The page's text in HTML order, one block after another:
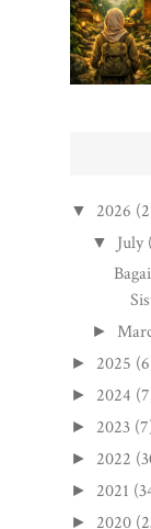
▼ 2026
▼ July
►
► 2025
► 2024
► 2023
► 2022
► 2021
► 2020